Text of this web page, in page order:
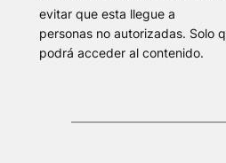
evitar que esta llegue a
personas no autorizadas. Solo
podrá acceder al contenido.